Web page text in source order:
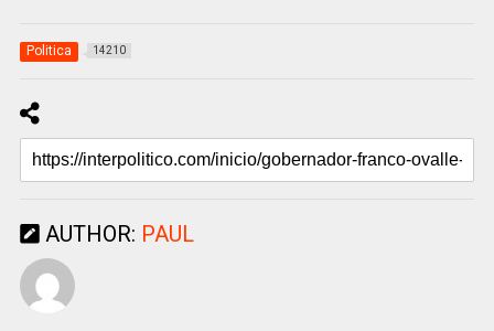
Politica 14210
AUTHOR: PAUL